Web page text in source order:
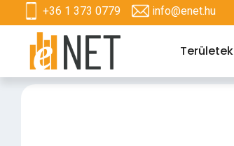
+36 1 373 0779 info@enet.hu
Területek